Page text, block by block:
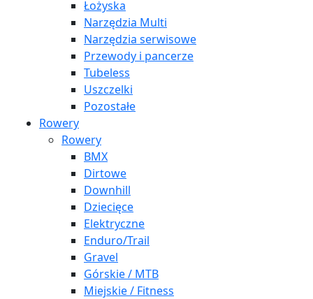
Łożyska
Narzędzia Multi
Narzędzia serwisowe
Przewody i pancerze
Tubeless
Uszczelki
Pozostałe
Rowery
Rowery
BMX
Dirtowe
Downhill
Dziecięce
Elektryczne
Enduro/Trail
Gravel
Górskie / MTB
Miejskie / Fitness